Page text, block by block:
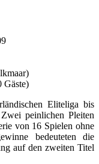
Gäste)
Eliteliga bis
peinlichen Pleiten
von 16 Spielen ohne
bedeuteten die
auf den zweiten Titel